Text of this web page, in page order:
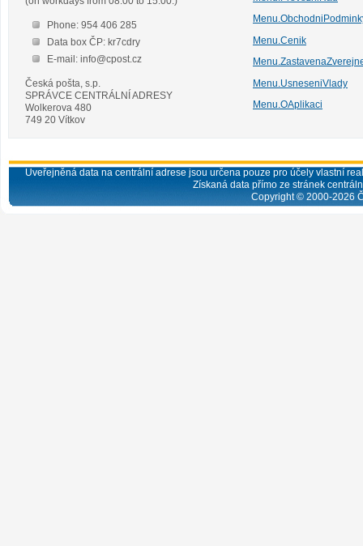
Phone: 954 406 285
Data box ČP: kr7cdry
E-mail: info@cpost.cz
Česká pošta, s.p.
SPRÁVCE CENTRÁLNÍ ADRESY
Wolkerova 480
749 20 Vítkov
Menu.Cenik
Menu.UsneseniVlady
Menu.OAplikaci
Uveřejněná data na centrální adrese jsou určena pouze pro účely vlastní
Získaná data přímo ze stránek
Copyright © 2000-2026